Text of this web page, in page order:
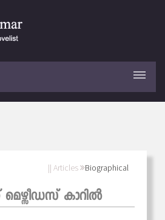
|| Articles Biographical
കാറില്‍